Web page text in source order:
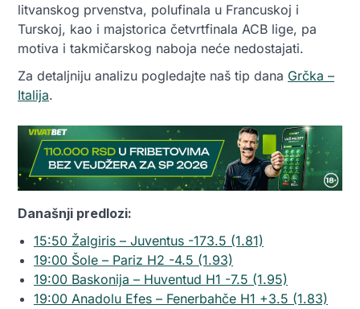
litvanskog prvenstva, polufinala u Francuskoj i
Turskoj, kao i majstorica četvrtfinala ACB lige, pa
motiva i takmičarskog naboja neće nedostajati.
Za detaljniju analizu pogledajte naš tip dana Grčka –
Italija.
Današnji predlozi:
15:50 Žalgiris – Juventus -173.5 (1.81)
19:00 Šole – Pariz H2 -4.5 (1.93)
19:00 Baskonija – Huventud H1 -7.5 (1.95)
19:00 Anadolu Efes – Fenerbahče H1 +3.5 (1.83)